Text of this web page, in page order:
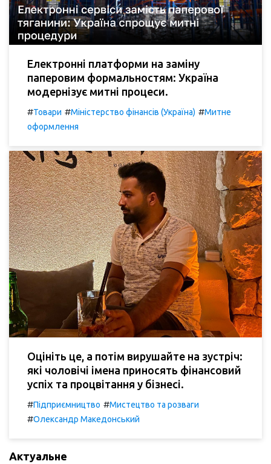
Електронні платформи на заміну
паперовим формальностям: Україна
модернізує митні процеси.
#Товари #Міністерство фінансів (Україна) #Митне
оформлення
Оцініть це, а потім вирушайте на зустріч:
які чоловічі імена приносять фінансовий
успіх та процвітання у бізнесі.
#Підприємництво #Мистецтво та розваги
#Олександр Македонський
Актуальне